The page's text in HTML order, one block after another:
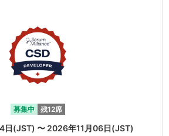
募集中 残12席
日(JST) 〜 2026年11月06日(JST)